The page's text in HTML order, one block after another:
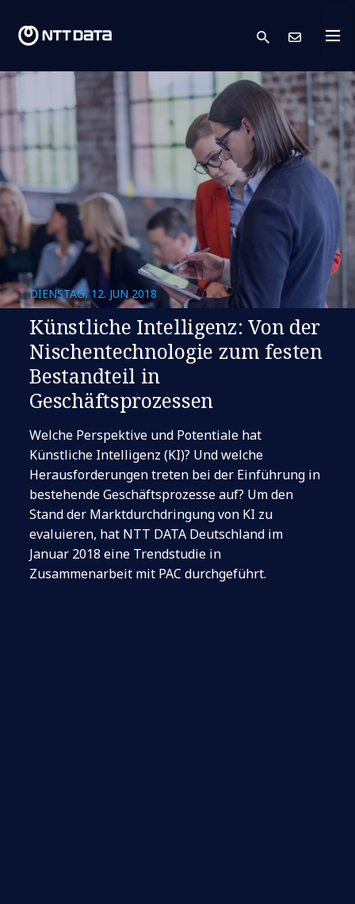
search
DIENSTAG, 12. JUN 2018
Künstliche Intelligenz: Von der
Nischentechnologie zum festen
Bestandteil in
Geschäftsprozessen
Welche Perspektive und Potentiale hat
Künstliche Intelligenz (KI)? Und welche
Herausforderungen treten bei der Einführung in
bestehende Geschäftsprozesse auf? Um den
Stand der Marktdurchdringung von KI zu
evaluieren, hat NTT DATA Deutschland im
Januar 2018 eine Trendstudie in
Zusammenarbeit mit PAC durchgeführt.